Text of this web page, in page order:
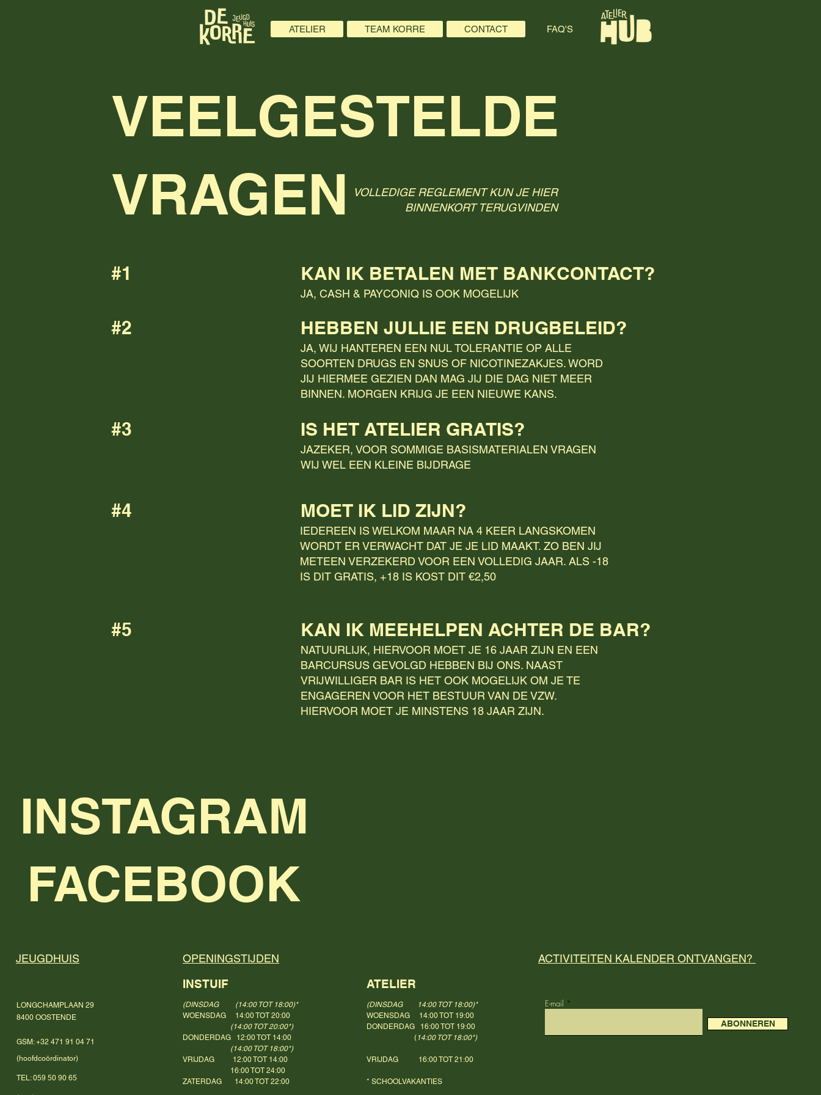
ATELIER TEAM KORRE CONTACT FAQ'S
VEELGESTELDE
VRAGEN
VOLLEDIGE REGLEMENT KUN JE HIER
BINNENKORT TERUGVINDEN
#1 KAN IK BETALEN MET BANKCONTACT?
JA, CASH & PAYCONIQ IS OOK MOGELIJK
#2 HEBBEN JULLIE EEN DRUGBELEID?
JA, WIJ HANTEREN EEN NUL TOLERANTIE OP ALLE
SOORTEN DRUGS EN SNUS OF NICOTINEZAKJES. WORD
JIJ HIERMEE GEZIEN DAN MAG JIJ DIE DAG NIET MEER
BINNEN. MORGEN KRIJG JE EEN NIEUWE KANS.
#3 IS HET ATELIER GRATIS?
JAZEKER, VOOR SOMMIGE BASISMATERIALEN VRAGEN
WIJ WEL EEN KLEINE BIJDRAGE
#4 MOET IK LID ZIJN?
IEDEREEN IS WELKOM MAAR NA 4 KEER LANGSKOMEN
WORDT ER VERWACHT DAT JE JE LID MAAKT. ZO BEN JIJ
METEEN VERZEKERD VOOR EEN VOLLEDIG JAAR. ALS -18
IS DIT GRATIS, +18 IS KOST DIT €2,50
#5 KAN IK MEEHELPEN ACHTER DE BAR?
NATUURLIJK, HIERVOOR MOET JE 16 JAAR ZIJN EN EEN
BARCURSUS GEVOLGD HEBBEN BIJ ONS. NAAST
VRIJWILLIGER BAR IS HET OOK MOGELIJK OM JE TE
ENGAGEREN VOOR HET BESTUUR VAN DE VZW.
HIERVOOR MOET JE MINSTENS 18 JAAR ZIJN.
INSTAGRAM
FACEBOOK
JEUGDHUIS
LONGCHAMPLAAN 29
8400 OOSTENDE
GSM: +32 471 91 04 71
(hoofdcoördinator)
TEL: 059 50 90 65
OPENINGSTIJDEN ACTIVITEITEN KALENDER ONTVANGEN?
INSTUIF ATELIER
E-mail
ABONNEREN
(DINSDAG (14:00 TOT 18:00)*
WOENSDAG 14:00 TOT 20:00
(14:00 TOT 20:00*)
DONDERDAG 12:00 TOT 14:00
(14:00 TOT 18:00*)
VRIJDAG 12:00 TOT 14:00
16:00 TOT 24:00
ZATERDAG 14:00 TOT 22:00
(DINSDAG 14:00 TOT 18:00)*
WOENSDAG 14:00 TOT 19:00
DONDERDAG 16:00 TOT 19:00
(14:00 TOT 18:00*)
VRIJDAG 16:00 TOT 21:00
* SCHOOLVAKANTIES